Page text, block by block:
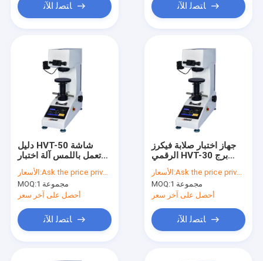
ﺎﺘﺼﻟ ﺍﻶﻧ ﺎﺘﺼﻟ ﺍﻶﻧ
دليل HVT-50 شاشة
تعمل باللمس آلة اختبار
صلابة الرقمية
الأسعار:Ask the price privately
MOQ:
1 مجموعة
أحصل على آخر سعر
ﺎﺘﺼﻟ ﺍﻶﻧ
جهاز اختبار صلابة فيكرز
الرقمي HVT-30 برج
الأسعار:Ask the price privately
MOQ:
1 مجموعة
أحصل على آخر سعر
ﺎﺘﺼﻟ ﺍﻶﻧ